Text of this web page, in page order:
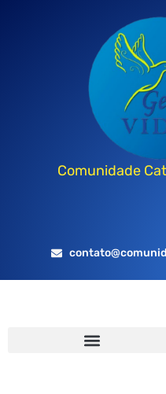
Comunidade